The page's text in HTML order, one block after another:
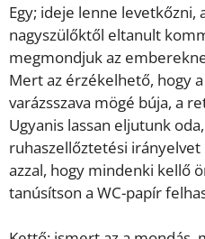
Egy; ideje lenne levetkőzni,
nagyszülőktől eltanult
megmondjuk az
Mert az érzékelhető, hogy
varázsszava mögé búja, a
Ugyanis lassan eljutunk
ruhaszellőztetési
azzal, hogy mindenki kellő
tanúsítson a WC-papír